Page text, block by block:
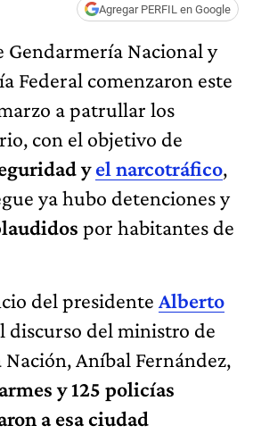
Agregar PERFIL en Google
Gendarmería Nacional y
Federal comenzaron este
a patrullar los
con el objetivo de
yel narcotráfico,
ya hubo detenciones y
por habitantes de
del presidente Alberto
discurso del ministro de
Aníbal Fernández,
y 125 policías
a esa ciudad